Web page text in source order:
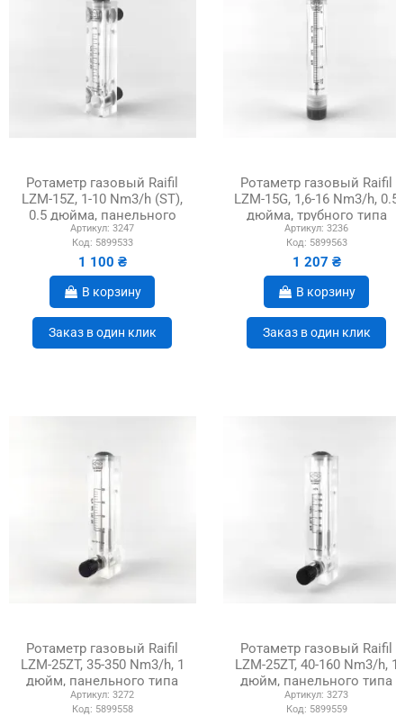
Ротаметр газовый Raifil
LZM-15Z, 1-10 Nm3/h (ST),
0.5 дюйма, панельного
типа
Артикул: 3247
Код: 5899533
1 100 ₴
В корзину
Заказ в один клик
Ротаметр газовый Raifil
LZM-15G, 1,6-16 Nm3/h,
дюйма, трубного типа
Артикул: 3236
Код: 5899563
1 207 ₴
В корзину
Заказ в один клик
Ротаметр газовый Raifil
LZM-25ZT, 35-350 Nm3/h, 1
дюйм, панельного типа
Артикул: 3272
Код: 5899558
Ротаметр газовый Raifil
LZM-25ZT, 40-160 Nm3/h, 1
дюйм, панельного типа
Артикул: 3273
Код: 5899559